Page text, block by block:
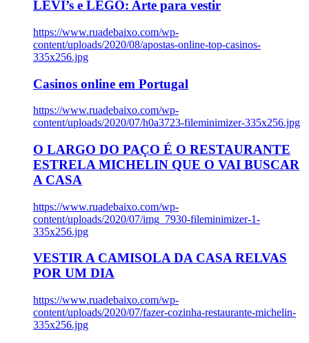
LEVI’s e LEGO: Arte para vestir
https://www.ruadebaixo.com/wp-
content/uploads/2020/08/apostas-online-top-casinos-
335x256.jpg
Casinos online em Portugal
https://www.ruadebaixo.com/wp-
content/uploads/2020/07/h0a3723-fileminimizer-335x256.jpg
O LARGO DO PAÇO É O RESTAURANTE
ESTRELA MICHELIN QUE O VAI BUSCAR
A CASA
https://www.ruadebaixo.com/wp-
content/uploads/2020/07/img_7930-fileminimizer-1-
335x256.jpg
VESTIR A CAMISOLA DA CASA RELVAS
POR UM DIA
https://www.ruadebaixo.com/wp-
content/uploads/2020/07/fazer-cozinha-restaurante-michelin-
335x256.jpg